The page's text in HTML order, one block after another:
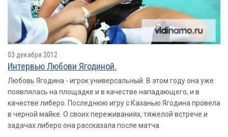
03 декабря 2012
Интервью Любови Ягодиной.
Любовь Ягодина - игрок универсальный. В этом году она уже
появлялась на площадке и в качестве нападающего, и в
качестве либеро. Последнюю игру с Казанью Ягодина провела
в черной майке. О своих переживаниях, тяжелой встрече и
задачах либеро она рассказала после матча.